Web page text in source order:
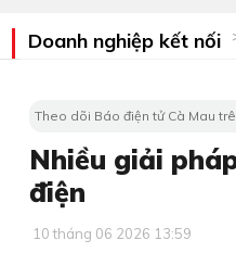
Doanh nghiệp kết nối
Theo dõi Báo điện tử Cà Mau
Nhiều giải
điện
10 tháng 06 2026 13:59